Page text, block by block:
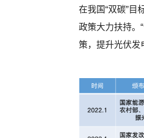
在我国“双碳”目
政策大力扶持。
策，提升光伏发